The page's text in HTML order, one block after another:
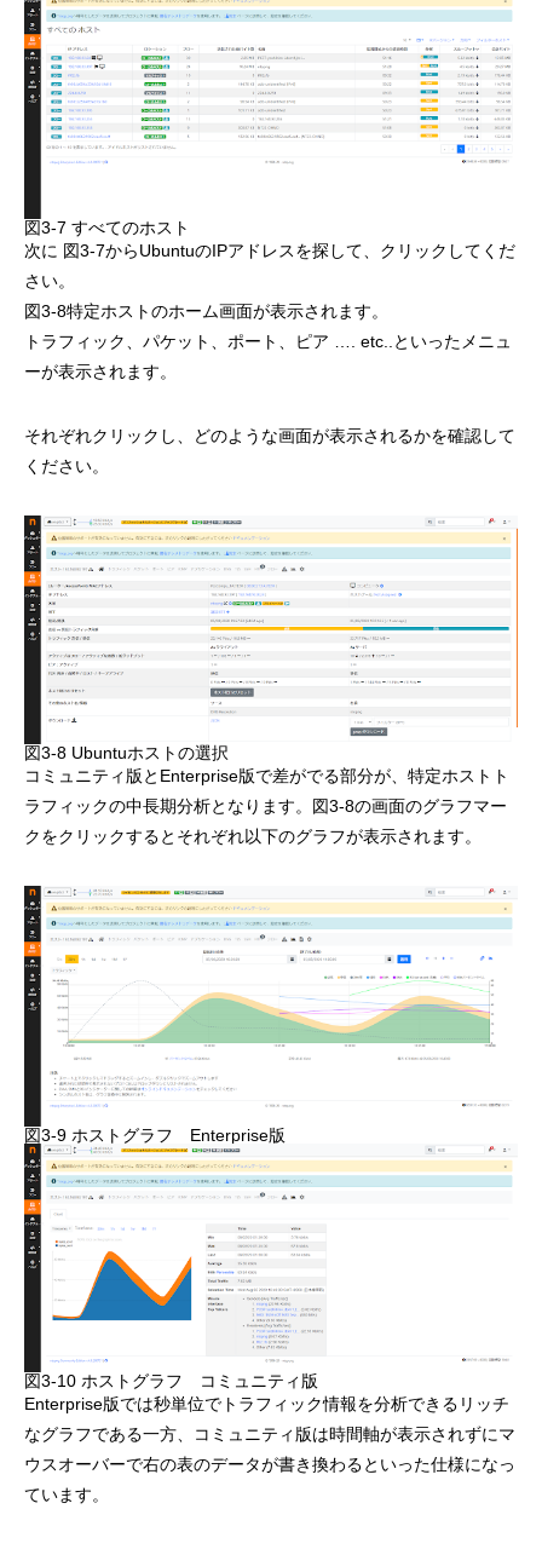
図3-7 すべてのホスト
次に 図3-7からUbuntuのIPアドレスを探して、クリックしてくだ
さい。
図3-8特定ホストのホーム画面が表示されます。
トラフィック、パケット、ポート、ピア …. etc..といったメニュ
ーが表示されます。
それぞれクリックし、どのような画面が表示されるかを確認して
ください。
図3-8 Ubuntuホストの選択
コミュニティ版とEnterprise版で差がでる部分が、特定ホストト
ラフィックの中長期分析となります。図3-8の画面のグラフマー
クをクリックするとそれぞれ以下のグラフが表示されます。
図3-9 ホストグラフ Enterprise版
図3-10 ホストグラフ コミュニティ版
Enterprise版では秒単位でトラフィック情報を分析できるリッチ
なグラフである一方、コミュニティ版は時間軸が表示されずにマ
ウスオーバーで右の表のデータが書き換わるといった仕様になっ
ています。